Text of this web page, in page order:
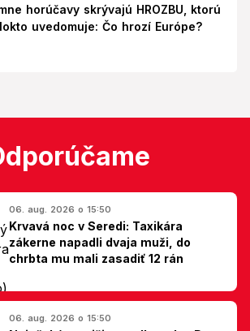
horúčavy skrývajú HROZBU, ktorú
uvedomuje: Čo hrozí Európe?
06. aug. 2026 o 15:50
Krvavá noc v Seredi: Taxikára
zákerne napadli dvaja muži, do
chrbta mu mali zasadiť 12 rán
06. aug. 2026 o 15:50